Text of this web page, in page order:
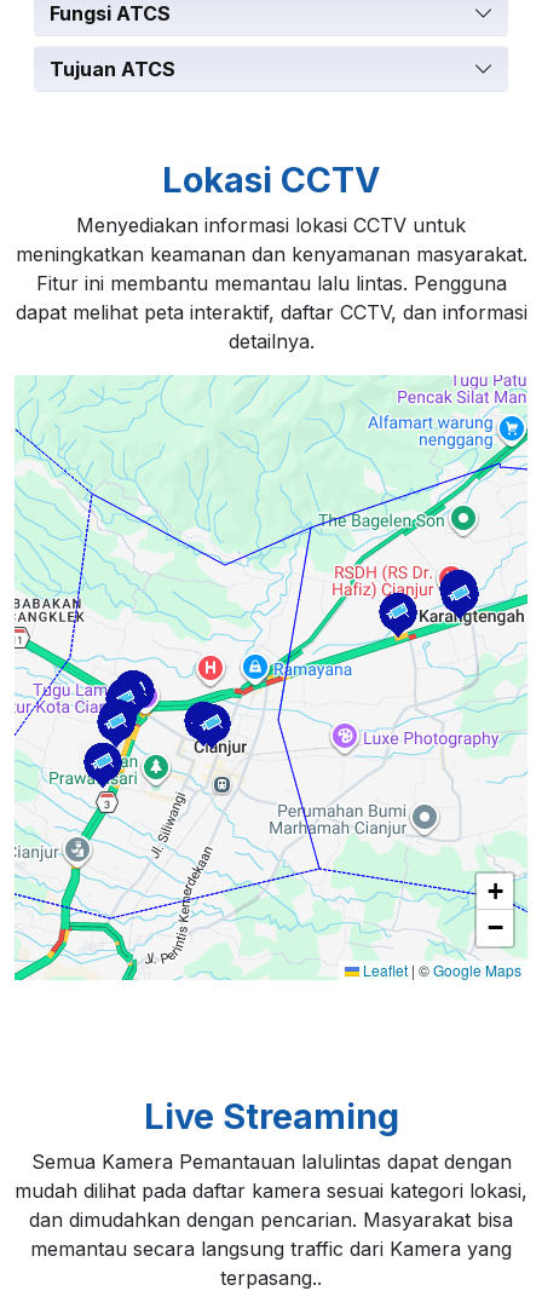
Fungsi ATCS
Tujuan ATCS
Lokasi CCTV
Menyediakan informasi lokasi CCTV untuk
meningkatkan keamanan dan kenyamanan masyarakat.
Fitur ini membantu memantau lalu lintas. Pengguna
dapat melihat peta interaktif, daftar CCTV, dan informasi
detailnya.
+
−
Leaflet | ©Google Maps
Live Streaming
Semua Kamera Pemantauan lalulintas dapat dengan
mudah dilihat pada daftar kamera sesuai kategori lokasi,
dan dimudahkan dengan pencarian. Masyarakat bisa
memantau secara langsung traffic dari Kamera yang
terpasang..